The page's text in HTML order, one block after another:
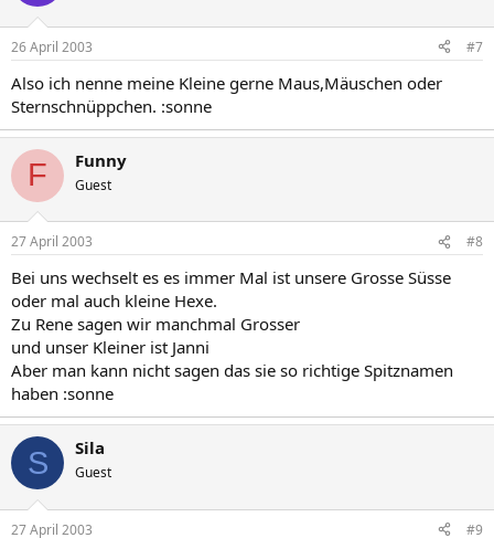
26 April 2003 #7
Also ich nenne meine Kleine gerne Maus,Mäuschen oder
Sternschnüppchen. :sonne
F Funny
Guest
27 April 2003 #8
Bei uns wechselt es es immer Mal ist unsere Grosse Süsse
oder mal auch kleine Hexe.
Zu Rene sagen wir manchmal Grosser
und unser Kleiner ist Janni
Aber man kann nicht sagen das sie so richtige Spitznamen
haben :sonne
S Sila
Guest
27 April 2003 #9